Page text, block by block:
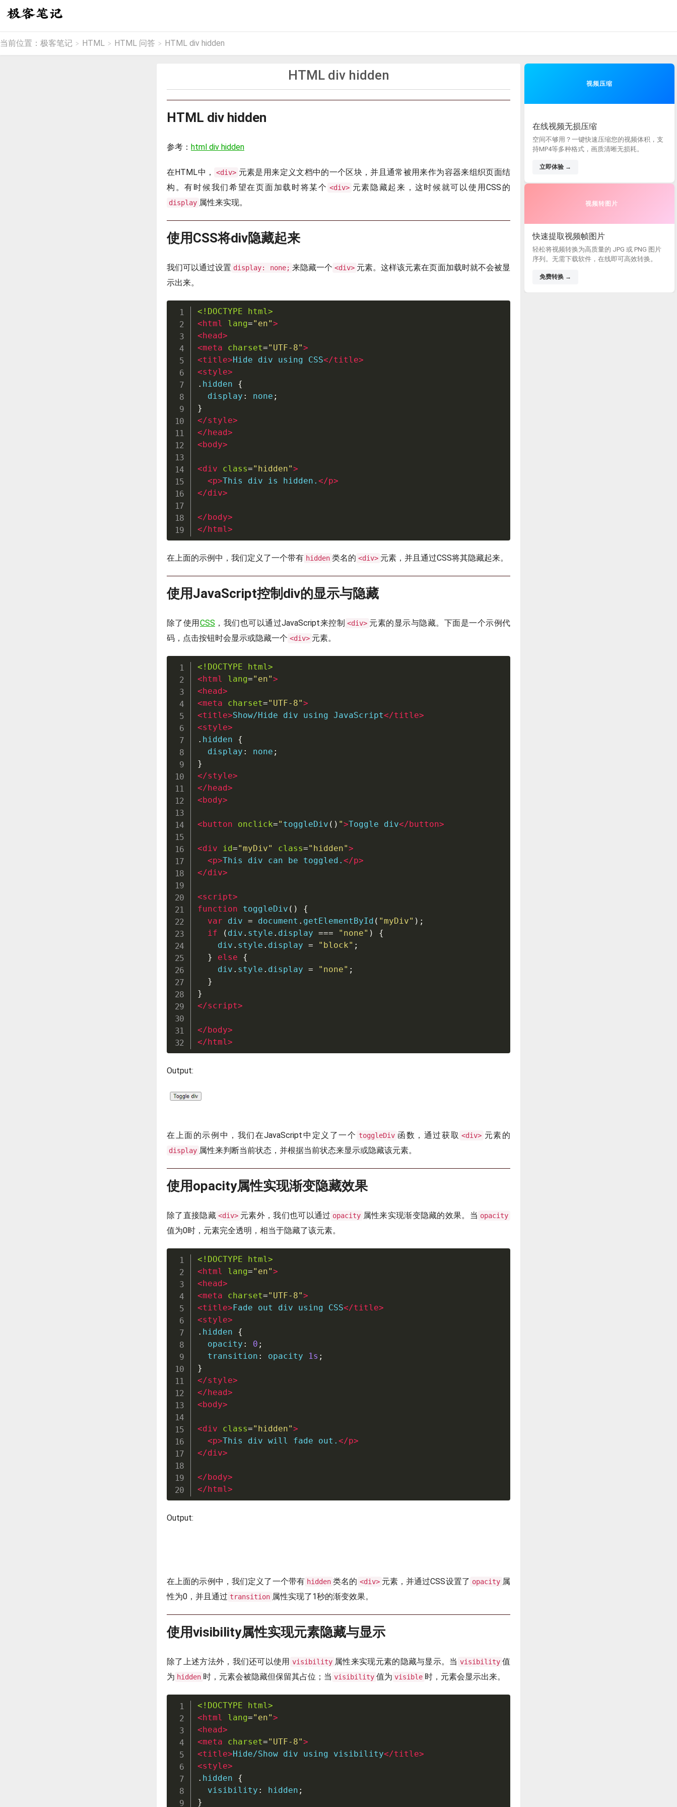
当前位置： 极客笔记 > HTML > HTML 问答 > HTML div hidden
HTML div hidden
HTML div hidden
参考： html div hidden
在HTML中， <div> 元素是用来定义文档中的一个区块，并且通常被用来作为容器来组织页面结
构。有时候我们希望在页面加载时将某个 <div> 元素隐藏起来，这时候就可以使用CSS的
display 属性来实现。
使用CSS将div隐藏起来
我们可以通过设置 display: none; 来隐藏一个 <div> 元素。这样该元素在页面加载时就不会被显
示出来。
<!DOCTYPE html>
<html lang=" en">
<head>
<meta charset=" UTF-8">
<title>Hide div using CSS</title>
<style>
. hidden {
  display
: none ;
}
</style>
</head>
<body>
<div class=" hidden">
<p>This div is hidden. </p>
</div>
</body>
</html>
在上面的示例中，我们定义了一个带有 hidden 类名的 <div> 元素，并且通过CSS将其隐藏起来。
使用JavaScript控制div的显示与隐藏
除了使用CSS ，我们也可以通过JavaScript来控制 <div> 元素的显示与隐藏。下面是一个示例代
码，点击按钮时会显示或隐藏一个 <div> 元素。
<!DOCTYPE html>
<html lang=" en">
<head>
<meta charset=" UTF-8">
<title>Show/Hide div using JavaScript</title>
<style>
. hidden {
  display
: none ;
}
</style>
</head>
<body>
<button onclick=" toggleDiv () ">Toggle div</button>
<div id="myDiv" class=" hidden">
<p>This div can be toggled. </p>
</div>
<script>
function toggleDiv ()
{
var div = document . getElementById ( "myDiv" );
if
( div . style . display === "none" )
{
    div
. style . display = "block" ;
}
else
{
    div
. style . display = "none" ;
}
}
</script>
</body>
</html>
Output:
在上面的示例中，我们在JavaScript中定义了一个 toggleDiv 函数，通过获取 <div> 元素的
display 属性来判断当前状态，并根据当前状态来显示或隐藏该元素。
使用opacity属性实现渐变隐藏效果
除了直接隐藏 <div> 元素外，我们也可以通过 opacity 属性来实现渐变隐藏的效果。当 opacity
值为0时，元素完全透明，相当于隐藏了该元素。
<!DOCTYPE html>
<html lang=" en">
<head>
<meta charset=" UTF-8">
<title>Fade out div using CSS</title>
<style>
. hidden {
  opacity
: 0 ;
  transition
: opacity 1s ;
}
</style>
</head>
<body>
<div class=" hidden">
<p>This div will fade out. </p>
</div>
</body>
</html>
Output:
在上面的示例中，我们定义了一个带有 hidden 类名的 <div> 元素，并通过CSS设置了 opacity 属
性为0，并且通过 transition 属性实现了1秒的渐变效果。
使用visibility属性实现元素隐藏与显示
除了上述方法外，我们还可以使用 visibility 属性来实现元素的隐藏与显示。当 visibility 值
为 hidden 时，元素会被隐藏但保留其占位；当 visibility 值为 visible 时，元素会显示出来。
<!DOCTYPE html>
<html lang=" en">
<head>
<meta charset=" UTF-8">
<title>Hide/Show div using visibility</title>
<style>
. hidden {
  visibility
: hidden ;
}
视频压缩
在线视频无损压缩
空间不够用？一键快速压缩您的视频体积，支
持MP4等多种格式，画质清晰无损耗。
立即体验 →
视频转图片
快速提取视频帧图片
轻松将视频转换为高质量的 JPG 或 PNG 图片
序列。无需下载软件，在线即可高效转换。
免费转换 →